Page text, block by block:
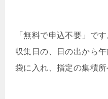
「無料で申込不要」です
収集日の、日の出から
袋に入れ、指定の集積